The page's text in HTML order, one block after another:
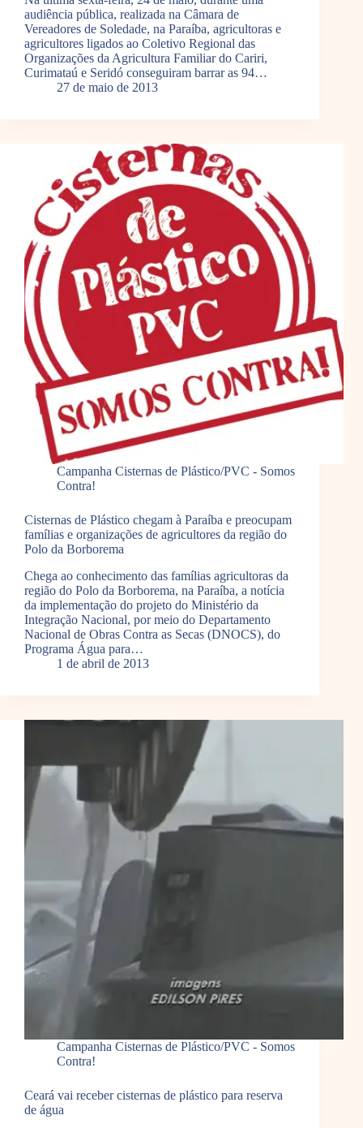
audiência pública, realizada na Câmara de
Vereadores de Soledade, na Paraíba, agricultoras e
agricultores ligados ao Coletivo Regional das
Organizações da Agricultura Familiar do Cariri,
Curimataú e Seridó conseguiram barrar as 94…
27 de maio de 2013
Campanha Cisternas de Plástico/PVC - Somos
Contra!
Cisternas de Plástico chegam à Paraíba e preocupam
famílias e organizações de agricultores da região do
Polo da Borborema
Chega ao conhecimento das famílias agricultoras da
região do Polo da Borborema, na Paraíba, a notícia
da implementação do projeto do Ministério da
Integração Nacional, por meio do Departamento
Nacional de Obras Contra as Secas (DNOCS), do
Programa Água para…
1 de abril de 2013
Campanha Cisternas de Plástico/PVC - Somos
Contra!
Ceará vai receber cisternas de plástico para reserva
de água